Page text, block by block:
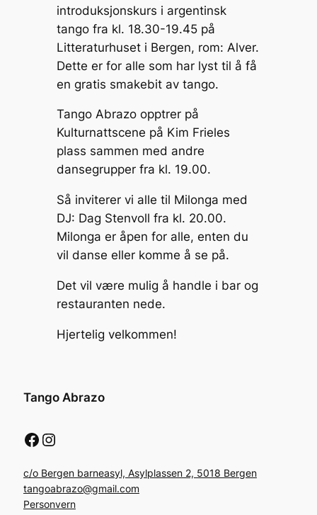
introduksjonskurs i argentinsk
tango fra kl. 18.30-19.45 på
Litteraturhuset i Bergen, rom: Alver.
Dette er for alle som har lyst til å få
en gratis smakebit av tango.
Tango Abrazo opptrer på
Kulturnattscene på Kim Frieles
plass sammen med andre
dansegrupper fra kl. 19.00.
Så inviterer vi alle til Milonga med
DJ: Dag Stenvoll fra kl. 20.00.
Milonga er åpen for alle, enten du
vil danse eller komme å se på.
Det vil være mulig å handle i bar og
restauranten nede.
Hjertelig velkommen!
Tango Abrazo
Facebook Instagram
c/o Bergen barneasyl, Asylplassen 2, 5018 Bergen
tangoabrazo@gmail.com
Personvern